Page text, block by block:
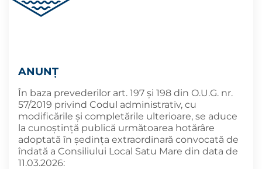
ANUNȚ
În baza prevederilor art. 197 și 198 din O.U.G. nr.
57/2019 privind Codul administrativ, cu
modificările și completările ulterioare, se aduce
la cunoștință publică următoarea hotărâre
adoptată în ședința extraordinară convocată de
îndată a Consiliului Local Satu Mare din data de
11.03.2026: